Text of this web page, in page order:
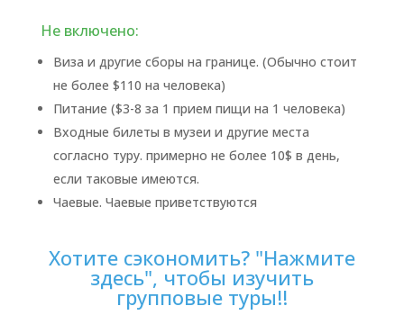
Не включено:
Виза и другие сборы на границе. (Обычно стоит
не более $110 на человека)
Питание ($3-8 за 1 прием пищи на 1 человека)
Входные билеты в музеи и другие места
согласно туру. примерно не более 10$ в день,
если таковые имеются.
Чаевые. Чаевые приветствуются
Хотите сэкономить? "Нажмите
здесь", чтобы изучить
групповые туры!!